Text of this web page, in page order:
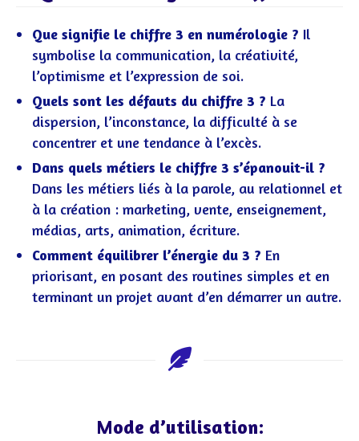
Que signifie le chiffre 3 en numérologie ? Il
symbolise la communication, la créativité,
l’optimisme et l’expression de soi.
Quels sont les défauts du chiffre 3 ? La
dispersion, l’inconstance, la difficulté à se
concentrer et une tendance à l’excès.
Dans quels métiers le chiffre 3 s’épanouit-il ?
Dans les métiers liés à la parole, au relationnel et
à la création : marketing, vente, enseignement,
médias, arts, animation, écriture.
Comment équilibrer l’énergie du 3 ? En
priorisant, en posant des routines simples et en
terminant un projet avant d’en démarrer un autre.
Mode d’utilisation: